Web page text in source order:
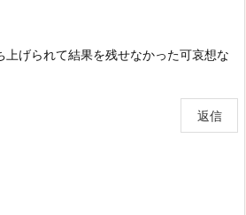
上げられて結果を残せなかった可哀想な
返信